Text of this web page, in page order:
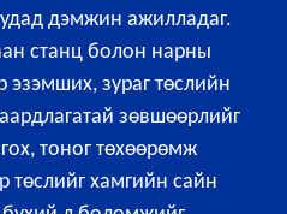
дэмжин ажилладаг.
станц болон нарны
эзэмших, зураг төслийн
зөвшөөрлийг
тоног төхөөрөмж
төслийг хамгийн сайн